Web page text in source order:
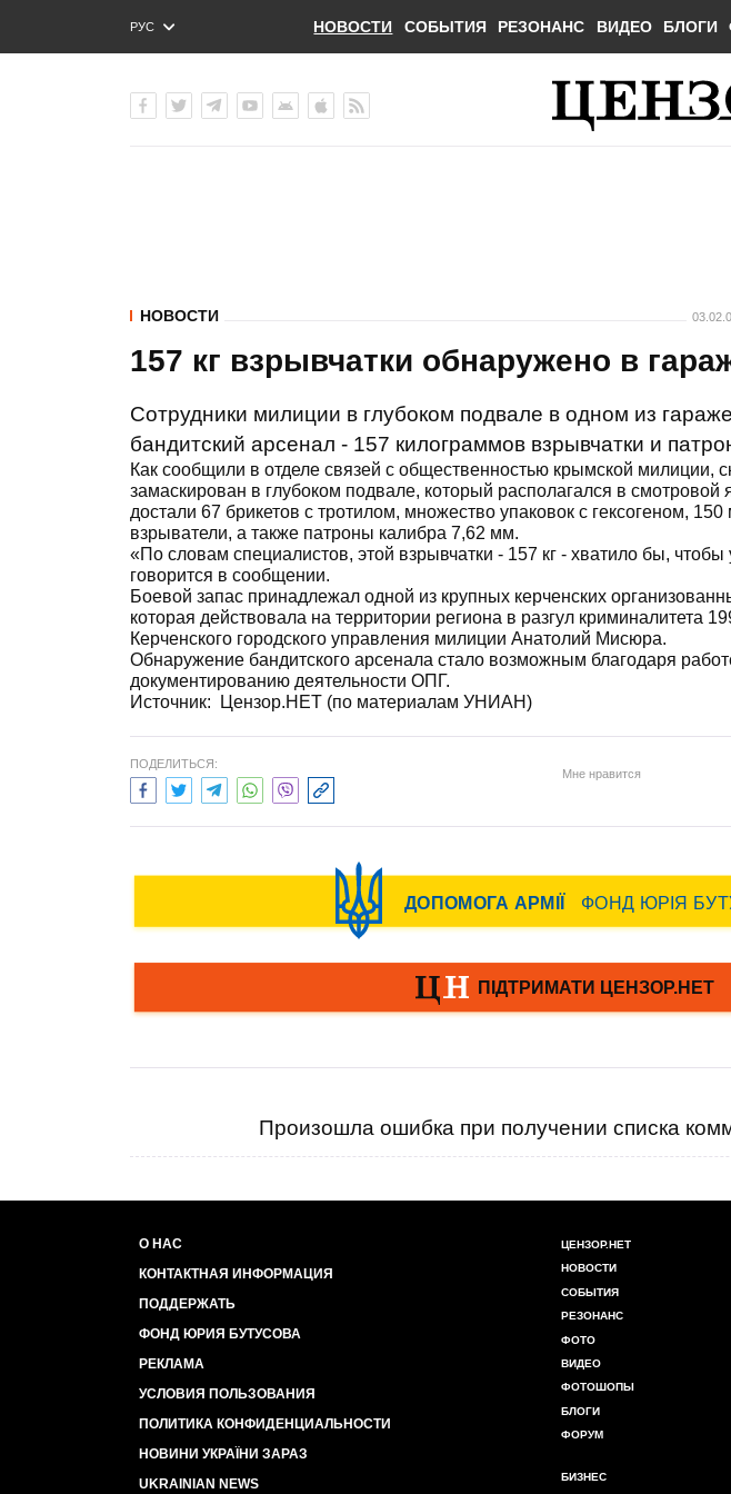
РУС
ENG
НОВОСТИ СОБЫТИЯ РЕЗОНАНС ВИДЕО БЛОГИ
НОВОСТИ
157 кг взрывчатки обнаружено в
Сотрудники милиции в глубоком подвале в одном из
бандитский арсенал - 157 килограммов взрывчатки и
Как сообщили в отделе связей с общественностью крымской милиции,
замаскирован в глубоком подвале, который располагался в смотровой
достали 67 брикетов с тротилом, множество упаковок с гексогеном,
взрыватели, а также патроны калибра 7,62 мм.
«По словам специалистов, этой взрывчатки - 157 кг - хватило бы,
говорится в сообщении.
Боевой запас принадлежал одной из крупных керченских
которая действовала на территории региона в разгул криминалитета
Керченского городского управления милиции Анатолий Мисюра.
Обнаружение бандитского арсенала стало возможным благодаря
документированию деятельности ОПГ.
Источник: Цензор.НЕТ (по материалам УНИАН)
ПОДЕЛИТЬСЯ:
Мне нравится
Произошла ошибка при получении списка
О НАС
КОНТАКТНАЯ ИНФОРМАЦИЯ
ПОДДЕРЖАТЬ
ФОНД ЮРИЯ БУТУСОВА
РЕКЛАМА
УСЛОВИЯ ПОЛЬЗОВАНИЯ
ПОЛИТИКА КОНФИДЕНЦИАЛЬНОСТИ
НОВИНИ УКРАЇНИ ЗАРАЗ
UKRAINIAN NEWS
ЦЕНЗОР.НЕТ
НОВОСТИ
СОБЫТИЯ
РЕЗОНАНС
ФОТО
ВИДЕО
ФОТОШОПЫ
БЛОГИ
ФОРУМ
БИЗНЕС